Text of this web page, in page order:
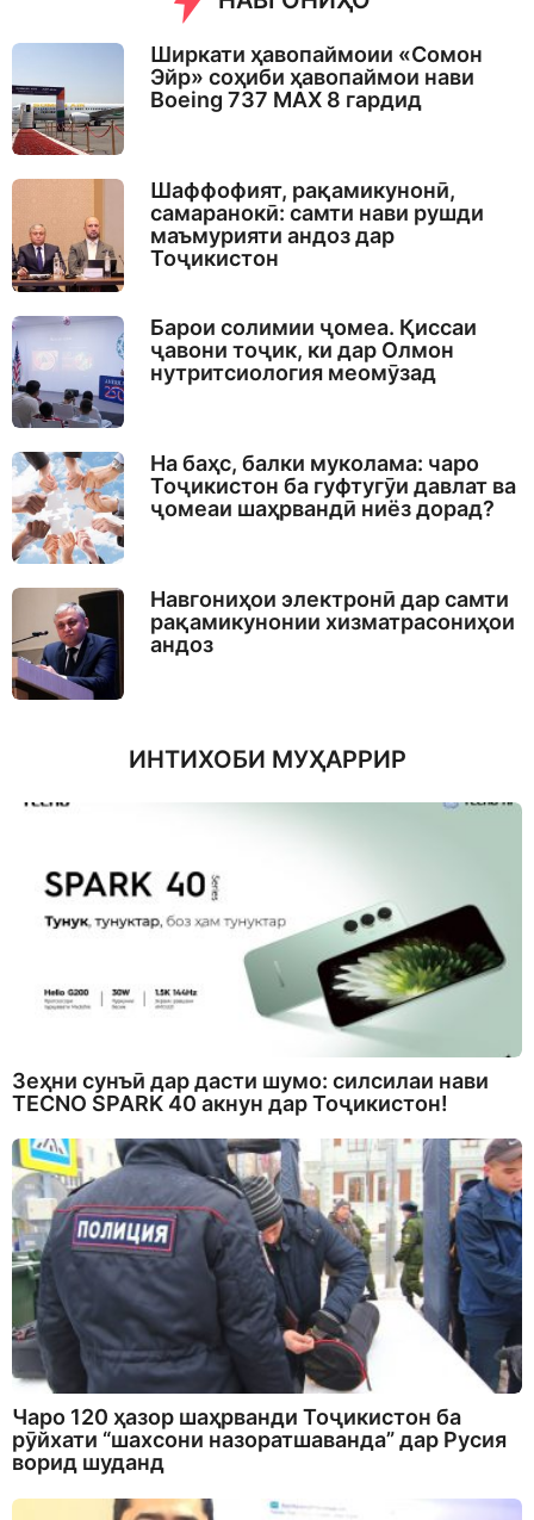
Ширкати ҳавопаймоии «Сомон
Эйр» соҳиби ҳавопаймои нави
Boeing 737 MAX 8 гардид
Шаффофият, рақамикунонӣ,
самаранокӣ: самти нави рушди
маъмурияти андоз дар
Тоҷикистон
Барои солимии ҷомеа. Қиссаи
ҷавони тоҷик, ки дар Олмон
нутритсиология меомӯзад
На баҳс, балки муколама: чаро
Тоҷикистон ба гуфтугӯи давлат ва
ҷомеаи шаҳрвандӣ ниёз дорад?
Навгониҳои электронӣ дар самти
рақамикунонии хизматрасониҳои
андоз
ИНТИХОБИ МУҲАРРИР
Зеҳни сунъӣ дар дасти шумо: силсилаи нави
TECNO SPARK 40 акнун дар Тоҷикистон!
Чаро 120 ҳазор шаҳрванди Тоҷикистон ба
рӯйхати “шахсони назоратшаванда” дар Русия
ворид шуданд